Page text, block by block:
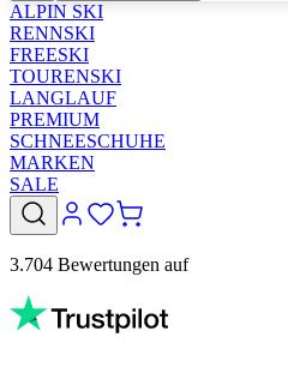
ALPIN SKI
RENNSKI
FREESKI
TOURENSKI
LANGLAUF
PREMIUM
SCHNEESCHUHE
MARKEN
SALE
3.704 Bewertungen auf